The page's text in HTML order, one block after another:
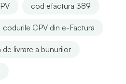
cod efactura 389
codurile CPV din e-Factura
de livrare a bunurilor